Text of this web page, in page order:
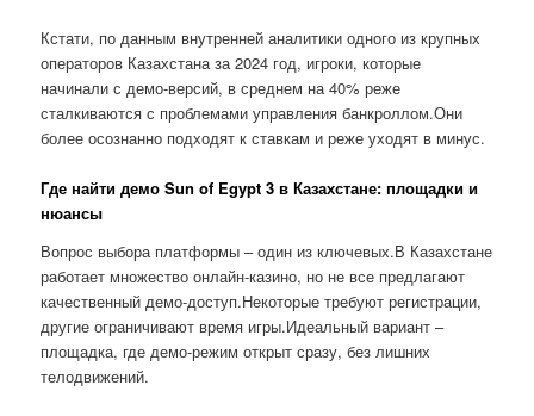
Кстати, по данным внутренней аналитики одного из крупных
операторов Казахстана за 2024 год, игроки, которые
начинали с демо-версий, в среднем на 40% реже
сталкиваются с проблемами управления банкроллом.Они
более осознанно подходят к ставкам и реже уходят в минус.
Где найти демо Sun of Egypt 3 в Казахстане: площадки и
нюансы
Вопрос выбора платформы – один из ключевых.В Казахстане
работает множество онлайн-казино, но не все предлагают
качественный демо-доступ.Некоторые требуют регистрации,
другие ограничивают время игры.Идеальный вариант –
площадка, где демо-режим открыт сразу, без лишних
телодвижений.